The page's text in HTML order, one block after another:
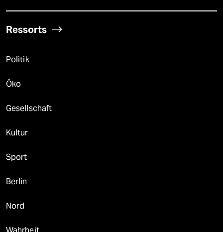
Ressorts
Politik
Öko
Gesellschaft
Kultur
Sport
Berlin
Nord